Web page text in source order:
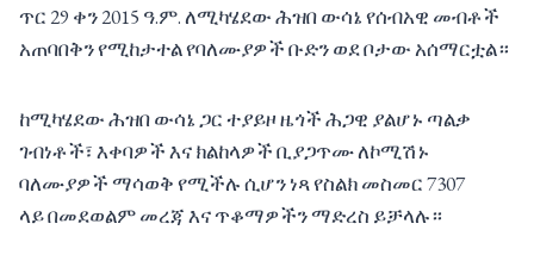
ጥር 29 ቀን 2015 ዓ.ም. ለሚካሄደው ሕዝበ ውሳኔ የሰብአዊ መብቶች
አጠባበቅን የሚከታተል የባለሙያዎች ቡድን ወደ ቦታው አሰማርቷል።
ከሚካሄደው ሕዝበ ውሳኔ ጋር ተያይዞ ዜጎች ሕጋዊ ያልሆኑ ጣልቃ
ገብነቶች፣ እቀባዎች እና ክልከላዎች ቢያጋጥሙ ለኮሚሽኑ
ባለሙያዎች ማሳወቅ የሚችሉ ሲሆን ነጻ የስልክ መስመር 7307
ላይ በመደወልም መረጃ እና ጥቆማዎችን ማድረስ ይቻላሉ።